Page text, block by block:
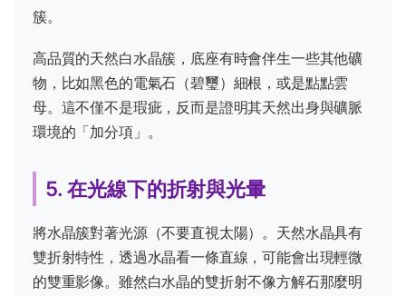
簇。
高品質的天然白水晶簇，底座有時會伴生一些其他礦
物，比如黑色的電氣石（碧璽）細根，或是點點雲
母。這不僅不是瑕疵，反而是證明其天然出身與礦脈
環境的「加分項」。
5. 在光線下的折射與光暈
將水晶簇對著光源（不要直視太陽）。天然水晶具有
雙折射特性，透過水晶看一條直線，可能會出現輕微
的雙重影像。雖然白水晶的雙折射不像方解石那麼明